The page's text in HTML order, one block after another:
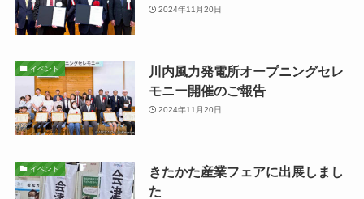
2024年11月20日
イベント
川内風力発電所オープニングセレ
モニー開催のご報告
2024年11月20日
イベント
きたかた産業フェアに出展しまし
た